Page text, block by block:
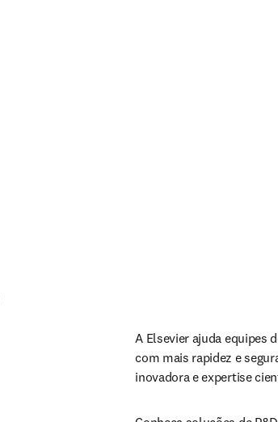
A Elsevier ajuda equipes
com mais rapidez e
inovadora e expertise